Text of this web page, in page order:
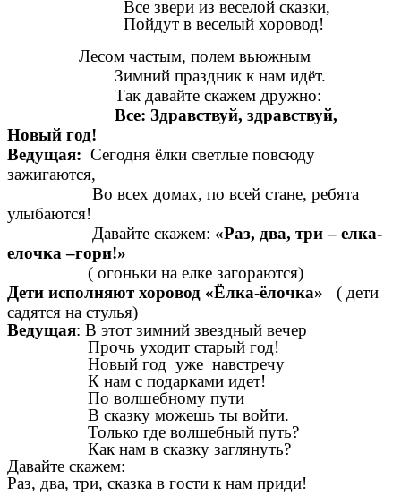
Все звери из веселой сказки,
Пойдут в веселый хоровод!
Лесом частым, полем вьюжным
Зимний праздник к нам идёт.
Так давайте скажем дружно:
Все: Здравствуй, здравствуй,
Новый год!
Ведущая: Сегодня ёлки светлые повсюду
зажигаются,
Во всех домах, по всей стане, ребята
улыбаются!
Давайте скажем: «Раз, два, три – елка-
елочка –гори!»
( огоньки на елке загораются)
Дети исполняют хоровод «Ёлка-ёлочка» ( дети
садятся на стулья)
Ведущая: В этот зимний звездный вечер
Прочь уходит старый год!
Новый год уже навстречу
К нам с подарками идет!
По волшебному пути
В сказку можешь ты войти.
Только где волшебный путь?
Как нам в сказку заглянуть?
Давайте скажем:
Раз, два, три, сказка в гости к нам приди!